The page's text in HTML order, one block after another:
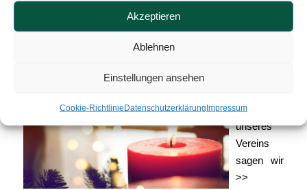
Akzeptieren
Ablehnen
Einstellungen ansehen
Cookie-RichtlinieDatenschutzerklärungImpressum
Darum: Wann, wenn nicht jetzt? Wer, wenn nicht wir?
Partnern
unseres
Vereins
sagen wir
>>